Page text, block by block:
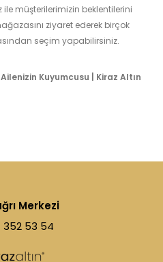
müşterilerimizin beklentilerini
ziyaret ederek birçok
seçim yapabilirsiniz.
Kuyumcusu | Kiraz Altın
Merkezi
352 53 54